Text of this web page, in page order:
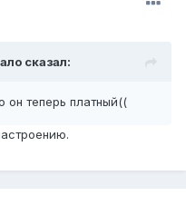
сказал:
он теперь платный((